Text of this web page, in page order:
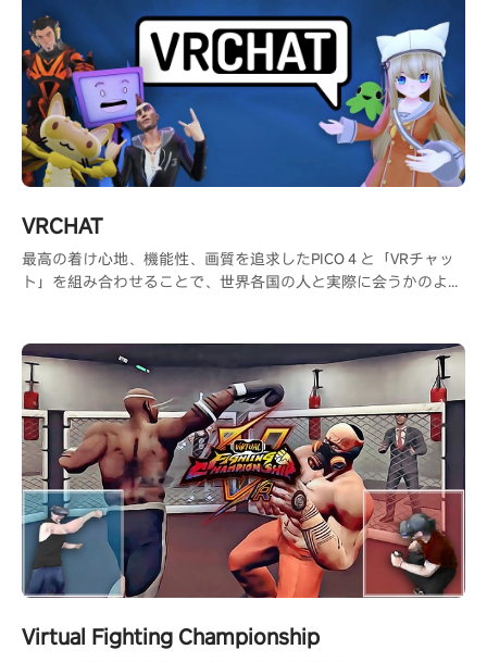
VRCHAT
最高の着け心地、機能性、画質を追求したPICO４と「VRチャッ
ト」を組み合わせることで、世界各国の人と実際に会うかのよう
Virtual Fighting Championship